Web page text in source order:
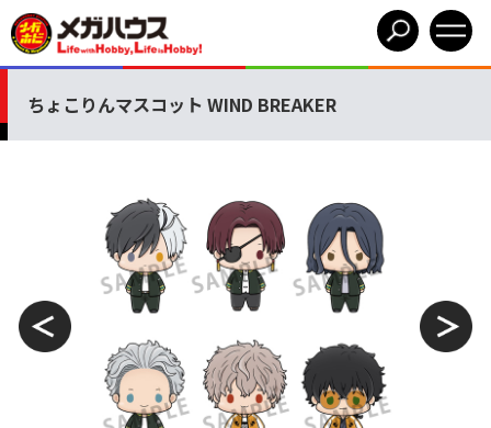
ちょこりんマスコット WIND BREAKER